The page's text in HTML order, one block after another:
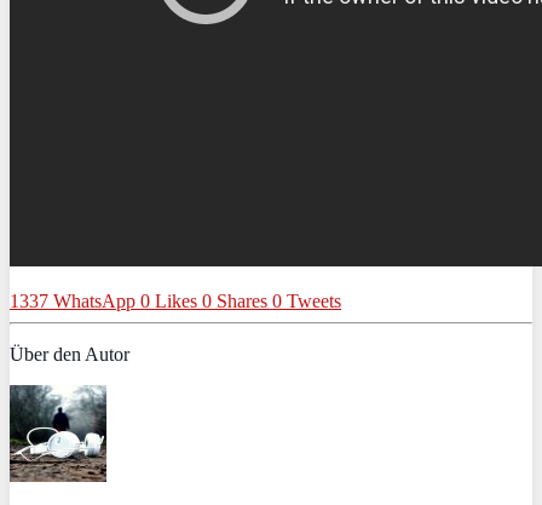
1337 WhatsApp 0 Likes 0 Shares 0 Tweets
Über den Autor